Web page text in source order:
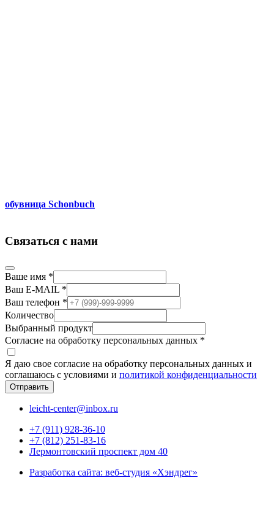
обувница Schonbuch
Связаться с нами
Ваше имя *
Ваш E-MAIL *
Ваш телефон *
Количество
Выбранный продукт
Согласие на обработку персональных данных *
Я даю свое согласие на обработку персональных данных и
соглашаюсь с условиями и политикой конфиденциальности
Отправить
leicht-center@inbox.ru
+7 (911) 928-36-10
+7 (812) 251-83-16
Лермонтовский проспект дом 40
Разработка сайта: веб-студия «Хэндрег»